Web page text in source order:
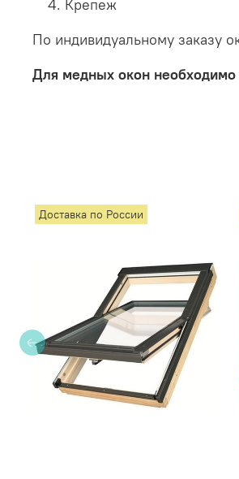
Крепеж
По индивидуальному заказу
Для медных окон необходимо
Доставка по России